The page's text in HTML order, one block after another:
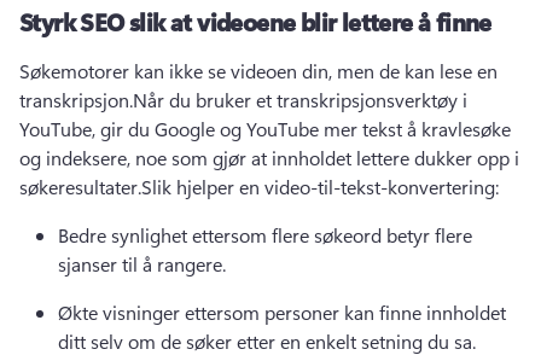
Styrk SEO slik at videoene blir lettere å finne
Søkemotorer kan ikke se videoen din, men de kan lese en
transkripsjon.Når du bruker et transkripsjonsverktøy i
YouTube, gir du Google og YouTube mer tekst å kravlesøke
og indeksere, noe som gjør at innholdet lettere dukker opp i
søkeresultater.Slik hjelper en video-til-tekst-konvertering:
Bedre synlighet ettersom flere søkeord betyr flere
sjanser til å rangere.
Økte visninger ettersom personer kan finne innholdet
ditt selv om de søker etter en enkelt setning du sa.